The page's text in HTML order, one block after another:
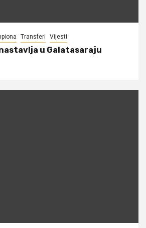
Transferi Vijesti
u Galatasaraju